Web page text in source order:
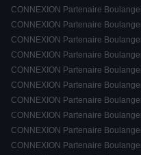
CONNEXION Partenaire
CONNEXION Partenaire
CONNEXION Partenaire
CONNEXION Partenaire
CONNEXION Partenaire
CONNEXION Partenaire
CONNEXION Partenaire
CONNEXION Partenaire
CONNEXION Partenaire
CONNEXION Partenaire